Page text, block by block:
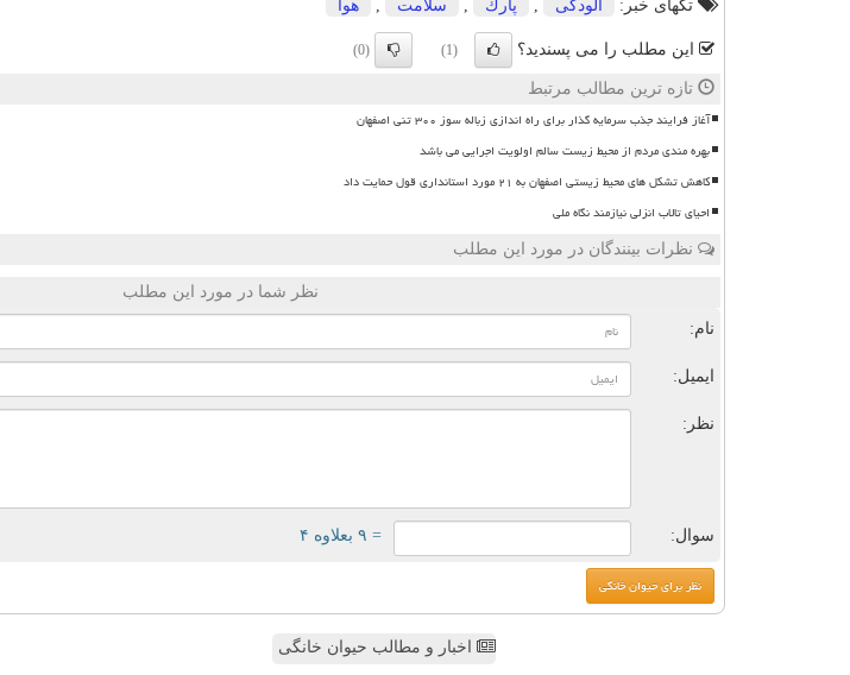
تگهای خبر: آلودگی پارك سلامت هوا
این مطلب را می پسندید؟ (1)
(0)
تازه ترین مطالب مرتبط
آغاز فرایند جذب سرمایه گذار برای راه اندازی زباله سوز ۳۰۰ تنی اصفهان
بهره مندی مردم از محیط زیست سالم اولویت اجرایی می باشد
کاهش تشکل های محیط زیستی اصفهان به ۲۱ مورد استانداری قول حمایت داد
احیای تالاب انزلی نیازمند نگاه ملی
نظرات بینندگان در مورد این مطلب
نظر شما در مورد این مطلب
نام:
ایمیل:
نظر:
سوال: = ۹ بعلاوه ۴
اخبار و مطالب حیوان خانگی